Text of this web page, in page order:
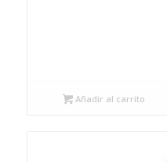
Añadir al carrito